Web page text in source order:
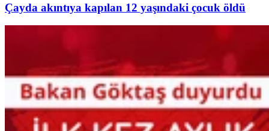
Çayda akıntıya kapılan 12 yaşındaki çocuk öldü